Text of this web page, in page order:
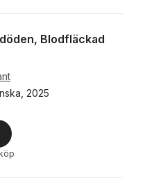
Blodfläckad
2025